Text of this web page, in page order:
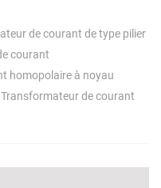
de courant de type pilier
courant
homopolaire à noyau
Transformateur de courant